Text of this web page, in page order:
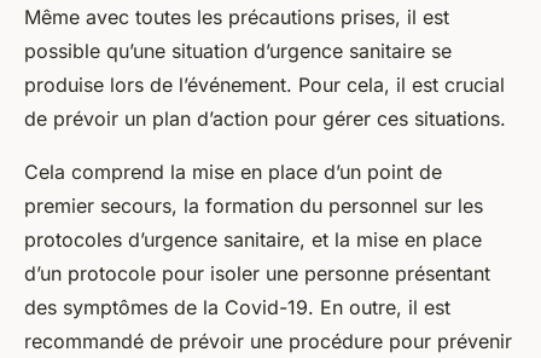
Même avec toutes les précautions prises, il est
possible qu’une situation d’urgence sanitaire se
produise lors de l’événement. Pour cela, il est crucial
de prévoir un plan d’action pour gérer ces situations.
Cela comprend la mise en place d’un point de
premier secours, la formation du personnel sur les
protocoles d’urgence sanitaire, et la mise en place
d’un protocole pour isoler une personne présentant
des symptômes de la Covid-19. En outre, il est
recommandé de prévoir une procédure pour prévenir